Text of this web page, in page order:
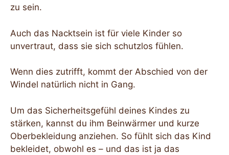
zu sein.
Auch das Nacktsein ist für viele Kinder so
unvertraut, dass sie sich schutzlos fühlen.
Wenn dies zutrifft, kommt der Abschied von der
Windel natürlich nicht in Gang.
Um das Sicherheitsgefühl deines Kindes zu
stärken, kannst du ihm Beinwärmer und kurze
Oberbekleidung anziehen. So fühlt sich das Kind
bekleidet, obwohl es – und das ist ja das